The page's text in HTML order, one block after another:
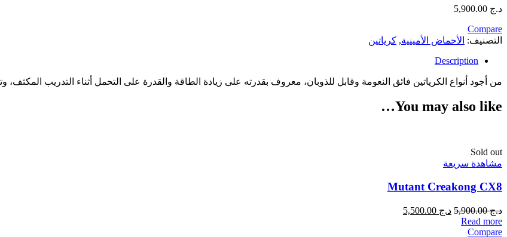
د.ج
Compare
التصنيف: الأحماض الأمينية, كرياتين
Description
من أجود أنواع الكرياتين فائق النعومة وقابل للذوبان، معروف بقدرته على زيادة الطاقة والقدرة على التحمل أثناء التدريب المكثف،
You may also like…
Sold out
مشاهدة سريعة
Mutant Creakong CX8
د.ج5,900.00 د.ج
Read more
Compare